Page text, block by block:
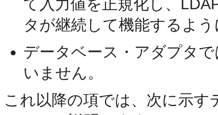
て入力値を正規化し、
タが継続して機能するよ
データベース・アダプタ
いません。
これ以降の項では、次に示